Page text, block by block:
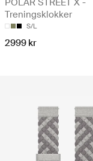
POLAR STREET X -
Treningsklokker
S/L
2999 kr